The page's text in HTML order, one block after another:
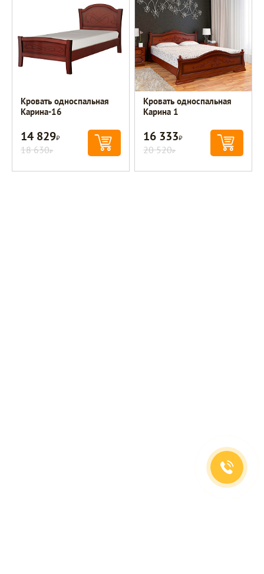
Кровать односпальная
Карина-16
14 829Р
18 630Р
Кровать односпальная
Карина 1
16 333Р
20 520Р